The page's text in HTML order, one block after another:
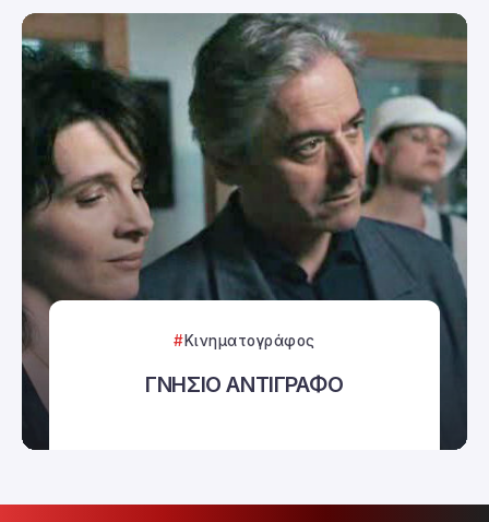
Κινηματογράφος
ΓΝΗΣΙΟ ΑΝΤΙΓΡΑΦΟ